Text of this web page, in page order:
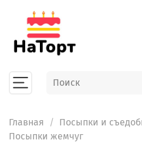
Главная
Посыпки и
Посыпки жемчуг